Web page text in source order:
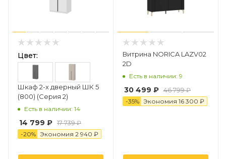
Цвет:
Шкаф 2-х дверный ШК 5
(800) (Серия 2)
Есть в наличии: 14
14 799 ₽ 17 739 ₽
-20% Экономия 2 940 ₽
Витрина NORICA LAZV02
2D
Есть в наличии: 9
30 499 ₽ 46 799₽
-35% Экономия 16 300 ₽